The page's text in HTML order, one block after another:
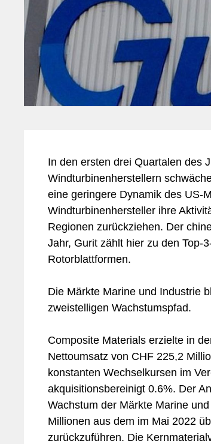
In den ersten drei Quartalen des
Windturbinenherstellern
eine geringere Dynamik des US-
Windturbinenhersteller ihre
Regionen zurückziehen. Der
Jahr, Gurit zählt hier zu den Top-
Rotorblattformen.
Die Märkte Marine und Industrie
zweistelligen Wachstumspfad.
Composite Materials erzielte in
Nettoumsatz von CHF 225,2
konstanten Wechselkursen im
akquisitionsbereinigt 0.6%. Der
Wachstum der Märkte Marine
Millionen aus dem im Mai 2022
zurückzuführen. Die